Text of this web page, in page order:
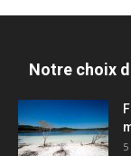
Notre choix